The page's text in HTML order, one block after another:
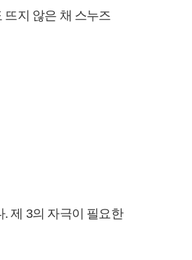
지 않은 채 스누즈
제 3의 자극이 필요한